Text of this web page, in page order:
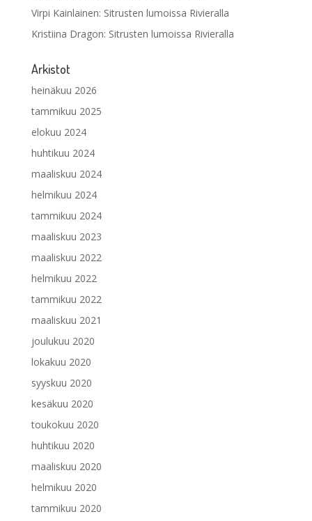
Virpi Kainlainen: Sitrusten lumoissa Rivieralla
Kristiina Dragon: Sitrusten lumoissa Rivieralla
Arkistot
heinäkuu 2026
tammikuu 2025
elokuu 2024
huhtikuu 2024
maaliskuu 2024
helmikuu 2024
tammikuu 2024
maaliskuu 2023
maaliskuu 2022
helmikuu 2022
tammikuu 2022
maaliskuu 2021
joulukuu 2020
lokakuu 2020
syyskuu 2020
kesäkuu 2020
toukokuu 2020
huhtikuu 2020
maaliskuu 2020
helmikuu 2020
tammikuu 2020